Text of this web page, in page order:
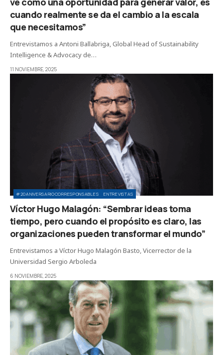
cuando realmente se da el cambio a la escala
que necesitamos”
Entrevistamos a Antoni Ballabriga, Global Head of Sustainability
Intelligence & Advocacy de…
11 NOVIEMBRE, 2025
#20ANIVERSARIOCORRESPONSABLES ENTREVISTAS
Víctor Hugo Malagón: “Sembrar ideas toma
tiempo, pero cuando el propósito es claro, las
organizaciones pueden transformar el mundo”
Entrevistamos a Víctor Hugo Malagón Basto, Vicerrector de la
Universidad Sergio Arboleda
6 NOVIEMBRE, 2025